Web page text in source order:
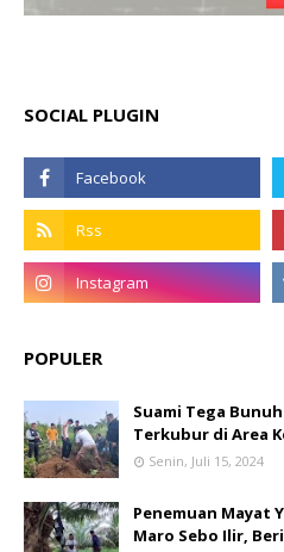
SOCIAL PLUGIN
POPULER
Suami Tega
Terkubur di Area
Senin, Juli 15, 2024
Penemuan Mayat
Maro Sebo Ilir,